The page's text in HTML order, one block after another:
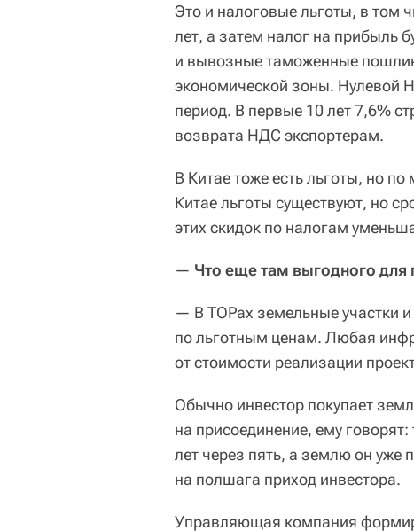
Это и налоговые льготы, в том
лет, а затем налог на прибыль
и вывозные таможенные
экономической зоны. Нулевой
период. В первые 10 лет 7,6%
возврата НДС экспортерам.
В Китае тоже есть льготы, но
Китае льготы существуют, но
этих скидок по налогам
— Что еще там выгодного для
— В ТОРах земельные участки и
по льготным ценам. Любая
от стоимости реализации
Обычно инвестор покупает
на присоединение, ему
лет через пять, а землю он
на полшага приход инвестора.
Управляющая компания